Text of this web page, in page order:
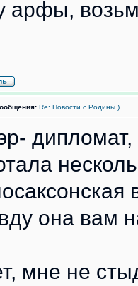
арфы,
Re: Новости с Родины )
она вам
мне не